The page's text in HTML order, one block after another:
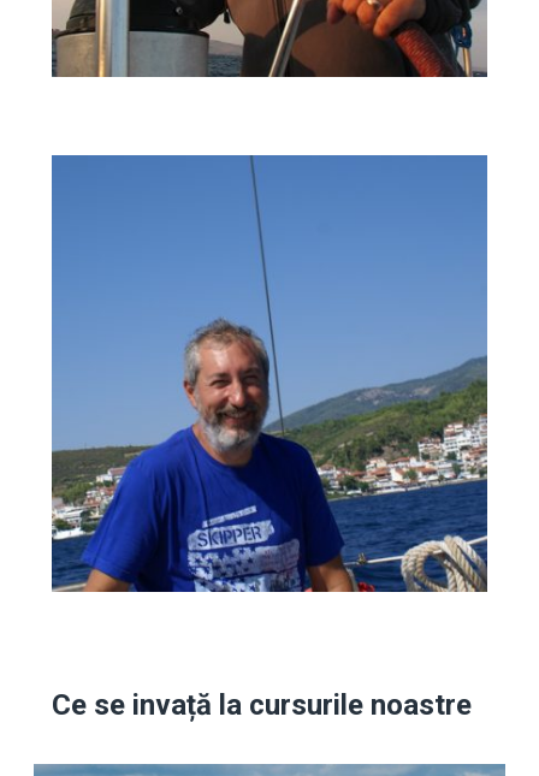
Mugurel Roşu
Călin Rotăruș
Ce se invață la cursurile noastre